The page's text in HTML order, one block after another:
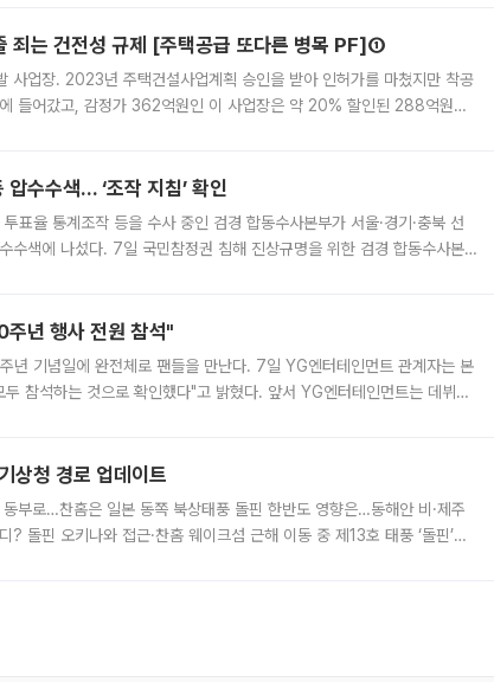
죄는 건전성 규제 [주택공급 또다른 병목 PF]①
사업장. 2023년 주택건설사업계획 승인을 받아 인허가를 마쳤지만 착공
들어갔고, 감정가 362억원인 이 사업장은 약 20% 할인된 288억원에
압수수색… ‘조작 지침’ 확인
표율 통계조작 등을 수사 중인 검경 합동수사본부가 서울·경기·충북 선
수색에 나섰다. 7일 국민참정권 침해 진상규명을 위한 검경 합동수사본
년 행사 전원 참석"
년 기념일에 완전체로 팬들을 만난다. 7일 YG엔터테인먼트 관계자는 본
참석하는 것으로 확인했다"고 밝혔다. 앞서 YG엔터테인먼트는 데뷔
상청 경로 업데이트
부로…찬홈은 일본 동쪽 북상태풍 돌핀 한반도 영향은…동해안 비·제주
돌핀 오키나와 접근·찬홈 웨이크섬 근해 이동 중 제13호 태풍 ‘돌핀’이